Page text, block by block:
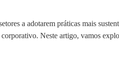
a adotarem práticas mais
Neste artigo, vamos